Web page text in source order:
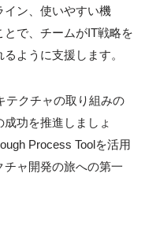
イン、使いやすい機
で、チームがIT戦略を
ように支援します。
テクチャの取り組みの
功を推進しましょ
Process Toolを活用
チャ開発の旅への第一